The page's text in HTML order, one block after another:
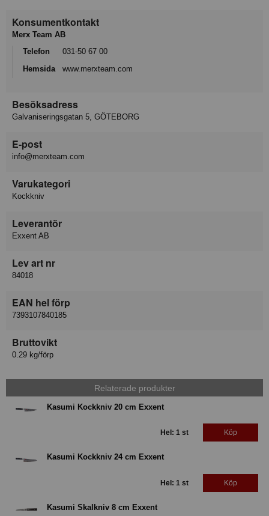
Konsumentkontakt
Merx Team AB
Telefon
031-50 67 00
Hemsida
www.merxteam.com
Besöksadress
Galvaniseringsgatan 5, GÖTEBORG
E-post
info@merxteam.com
Varukategori
Kockkniv
Leverantör
Exxent AB
Lev art nr
84018
EAN hel förp
7393107840185
Bruttovikt
0.29 kg/förp
Relaterade produkter
Kasumi Kockkniv 20 cm Exxent
Hel: 1 st Köp
Kasumi Kockkniv 24 cm Exxent
Hel: 1 st Köp
Kasumi Skalkniv 8 cm Exxent